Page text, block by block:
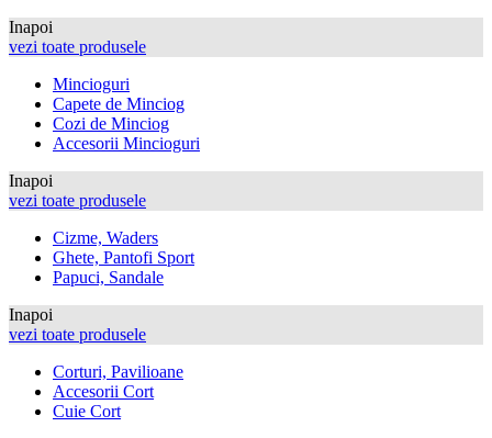
Inapoi
vezi toate produsele
Mincioguri
Capete de Minciog
Cozi de Minciog
Accesorii Mincioguri
Inapoi
vezi toate produsele
Cizme, Waders
Ghete, Pantofi Sport
Papuci, Sandale
Inapoi
vezi toate produsele
Corturi, Pavilioane
Accesorii Cort
Cuie Cort